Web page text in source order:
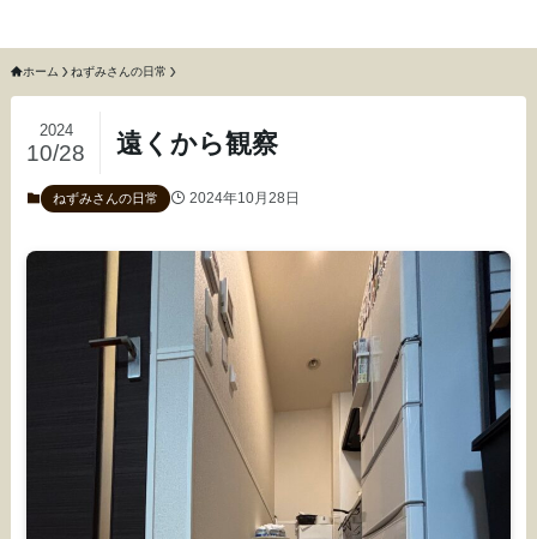
ホーム ねずみさんの日常
遠くから観察
2024
10/28
ねずみさんの日常 2024年10月28日